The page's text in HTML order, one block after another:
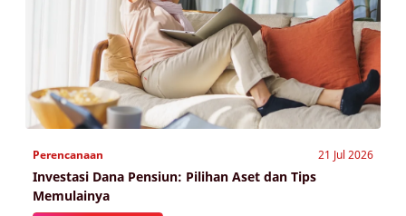
Perencanaan 21 Jul 2026
Investasi Dana Pensiun: Pilihan Aset dan Tips
Memulainya